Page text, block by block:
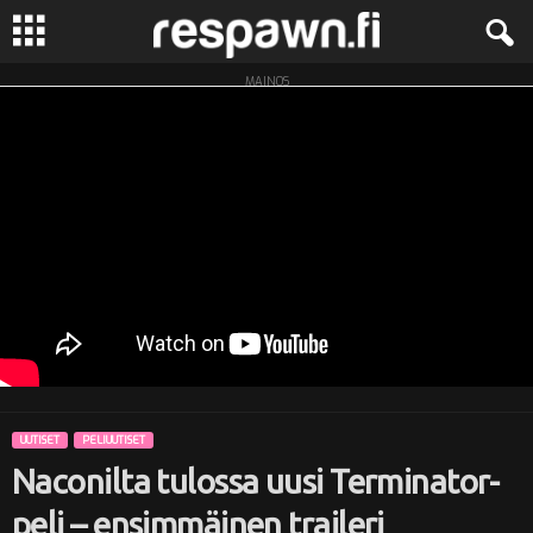
R
w
MAINOS
UUTISET PELIUUTISET
Naconilta tulossa uusi Terminator-
peli – ensimmäinen traileri